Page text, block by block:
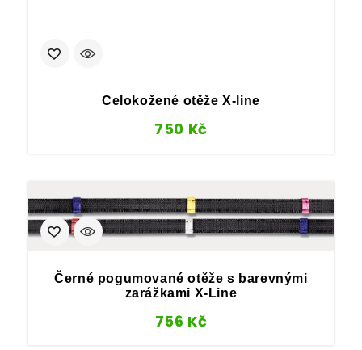
Celokožené otěže X-line
750 Kč
Černé pogumované otěže s barevnými
zarážkami X-Line
756 Kč